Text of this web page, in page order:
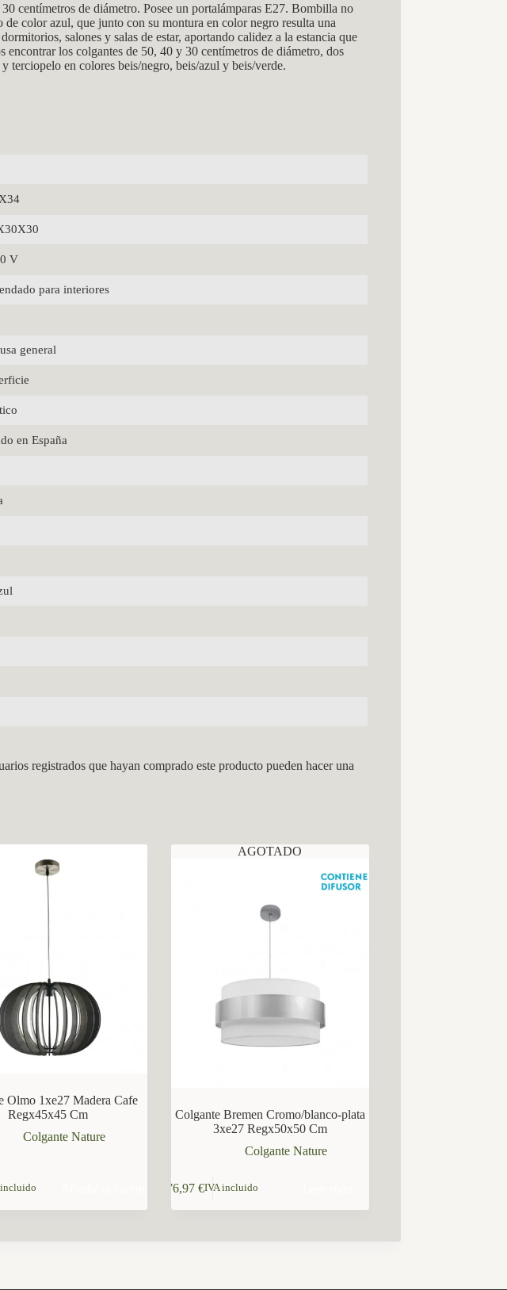
de diámetro. Posee un portalámparas E27. Bombilla no
color azul, que junto con su montura en color negro resulta una
salones y salas de estar, aportando calidez a la estancia que
los colgantes de 50, 40 y 30 centímetros de diámetro, dos
terciopelo en colores beis/negro, beis/azul y beis/verde.
V
para interiores
general
en España
registrados que hayan comprado este producto pueden hacer una
Olmo 1xe27 Madera Cafe
Regx45x45 Cm
Colgante Nature
AGOTADO
Colgante Bremen Cromo/blanco-plata
3xe27 Regx50x50 Cm
Colgante Nature
76,97€IVA incluido